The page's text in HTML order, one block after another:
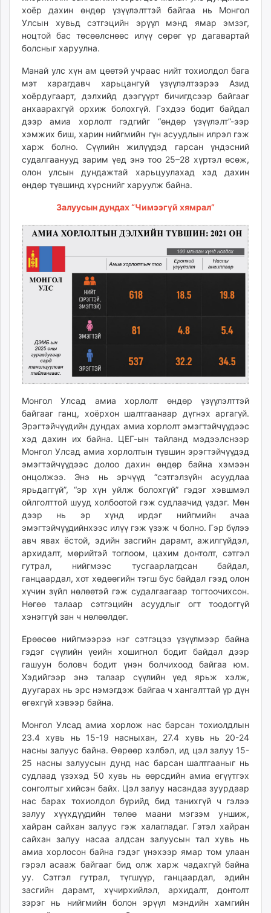
assa.mn
toim.mn
tac.mn
paparazzi.mn
unread.today
хоёр дахин өндөр үзүүлэлттэй байгаа нь Монгол
Улсын хувьд сэтгэцийн эрүүл мэнд ямар эмзэг,
ноцтой бас төсөөлснөөс илүү сөрөг үр дагавартай
болсныг харуулна.
Манай улс хүн ам цөөтэй учраас нийт тохиолдол бага
мэт харагдавч харьцангуй үзүүлэлтээрээ Азид
хоёрдугаарт, дэлхийд дээгүүрт бичигдсээр байгааг
анхаарахгүй орхиж болохгүй. Гэхдээ бодит байдал
дээр амиа хорлолт гэдгийг “өндөр үзүүлэлт”-ээр
хэмжих биш, харин нийгмийн гүн асуудлын илрэл гэж
харж болно. Сүүлийн жилүүдэд гарсан үндэсний
судалгаанууд зарим үед энэ тоо 25–28 хүртэл өсөж,
олон улсын дундажтай харьцуулахад хэд дахин
өндөр түвшинд хүрснийг харуулж байна.
Залуусын дундах “Чимээгүй хямрал”
Монгол Улсад амиа хорлолт өндөр үзүүлэлттэй
байгааг ганц, хоёрхон шалтгаанаар дүгнэх аргагүй.
Эрэгтэйчүүдийн дундах амиа хорлолт эмэгтэйчүүдээс
хэд дахин их байна. ЦЕГ-ын тайланд мэдээлснээр
Монгол Улсад амиа хорлолтын түвшин эрэгтэйчүүдэд
эмэгтэйчүүдээс долоо дахин өндөр байна хэмээн
онцолжээ. Энэ нь эрчүүд “сэтгэлзүйн асуудлаа
ярьдаггүй”, “эр хүн уйлж болохгүй” гэдэг хэвшмэл
ойлголттой шууд холбоотой гэж судлаачид үздэг. Мөн
дээр нь эр хүнд ирдэг нийгмийн ачаа
эмэгтэйчүүдийнхээс илүү гэж үзэж ч болно. Гэр бүлээ
авч явах ёстой, эдийн засгийн дарамт, ажилгүйдэл,
архидалт, мөрийтэй тоглоом, цахим донтолт, сэтгэл
гутрал, нийгмээс тусгаарлагдсан байдал,
ганцаардал, хот хөдөөгийн тэгш бус байдал гээд олон
хүчин зүйл нөлөөтэй гэж судалгаагаар тогтоочихсон.
Нөгөө талаар сэтгэцийн асуудлыг огт тоодоггүй
хэнэггүй зан ч нөлөөлдөг.
Ерөөсөө нийгмээрээ нэг сэтгэцээ үзүүлмээр байна
гэдэг сүүлийн үеийн хошигнол бодит байдал дээр
гашуун боловч бодит үнэн болчихоод байгаа юм.
Хэдийгээр энэ талаар сүүлийн үед ярьж хэлж,
дуугарах нь эрс нэмэгдэж байгаа ч хангалттай үр дүн
өгөхгүй хэвээр байна.
Монгол Улсад амиа хорлож нас барсан тохиолдлын
23.4 хувь нь 15-19 насныхан, 27.4 хувь нь 20-24
насны залуус байна. Өөрөөр хэлбэл, ид цэл залуу 15-
25 насны залуусын дунд нас барсан шалтгааныг нь
судлаад үзэхэд 50 хувь нь өөрсдийн амиа егүүтгэх
сонголтыг хийсэн байх. Цэл залуу насандаа зуурдаар
нас барах тохиолдол бүрийд бид танихгүй ч гэлээ
залуу хүүхдүүдийн төлөө маани мэгзэм уншиж,
хайран сайхан залуус гэж халагладаг. Гэтэл хайран
сайхан залуу насаа алдсан залуусын тал хувь нь
амиа хорлосон байна гэдэг үнэхээр ямар том улаан
гэрэл асааж байгааг бид олж харж чадахгүй байна
уу. Сэтгэл гутрал, түгшүүр, ганцаардал, эдийн
засгийн дарамт, хүчирхийлэл, архидалт, донтолт
зэрэг нь нийгмийн болон эрүүл мэндийн хамгийн